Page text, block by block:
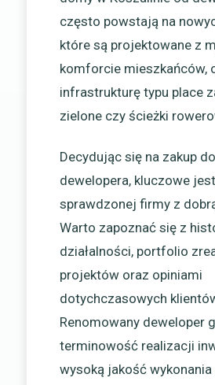
często powstają na
które są projektowane z
komforcie mieszkańców,
infrastrukturę typu place
zielone czy ścieżki
Decydując się na zakup
dewelopera, kluczowe
sprawdzonej firmy z
Warto zapoznać się z
działalności, portfolio
projektów oraz opiniami
dotychczasowych
Renomowany deweloper
terminowość realizacji
wysoką jakość wykonania